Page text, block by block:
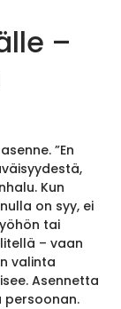
–
”En
Kun
on syy, ei
tai
– vaan
valinta
Asennetta
persoonan.